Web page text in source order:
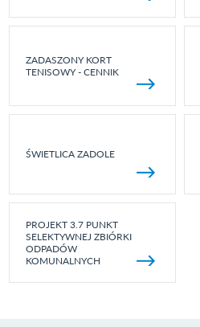
ZADASZONY KORT
TENISOWY - CENNIK
ŚWIETLICA ZADOLE
PROJEKT 3.7 PUNKT
SELEKTYWNEJ ZBIÓRKI
ODPADÓW
KOMUNALNYCH